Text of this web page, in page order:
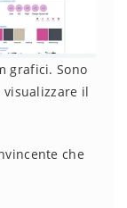
grafici. Sono
il
che